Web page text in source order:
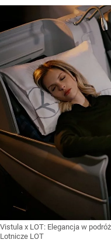
Vistula x LOT: Elegancja w
Lotnicze LOT